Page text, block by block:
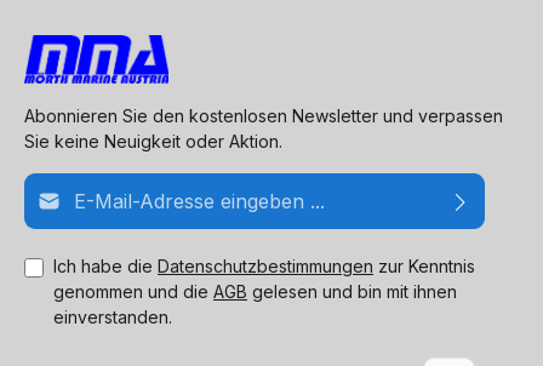
Abonnieren Sie den kostenlosen Newsletter und verpassen
Sie keine Neuigkeit oder Aktion.
E-Mail-Adresse*
Ich habe die Datenschutzbestimmungen zur Kenntnis
genommen und die AGB gelesen und bin mit ihnen
einverstanden.